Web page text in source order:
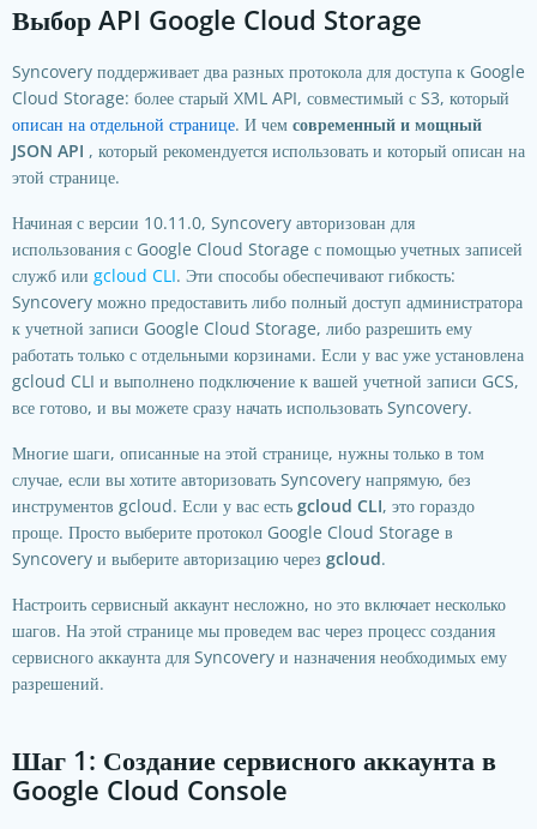
Выбор API Google Cloud Storage
Syncovery поддерживает два разных протокола для доступа к Google
Cloud Storage: более старый XML API, совместимый с S3, который
описан на отдельной странице. И чем современный и мощный
JSON API , который рекомендуется использовать и который описан на
этой странице.
Начиная с версии 10.11.0, Syncovery авторизован для
использования с Google Cloud Storage с помощью учетных записей
служб или gcloud CLI. Эти способы обеспечивают гибкость:
Syncovery можно предоставить либо полный доступ администратора
к учетной записи Google Cloud Storage, либо разрешить ему
работать только с отдельными корзинами. Если у вас уже установлена
gcloud CLI и выполнено подключение к вашей учетной записи GCS,
все готово, и вы можете сразу начать использовать Syncovery.
Многие шаги, описанные на этой странице, нужны только в том
случае, если вы хотите авторизовать Syncovery напрямую, без
инструментов gcloud. Если у вас есть gcloud CLI, это гораздо
проще. Просто выберите протокол Google Cloud Storage в
Syncovery и выберите авторизацию через gcloud.
Настроить сервисный аккаунт несложно, но это включает несколько
шагов. На этой странице мы проведем вас через процесс создания
сервисного аккаунта для Syncovery и назначения необходимых ему
разрешений.
Шаг 1: Создание сервисного аккаунта в
Google Cloud Console